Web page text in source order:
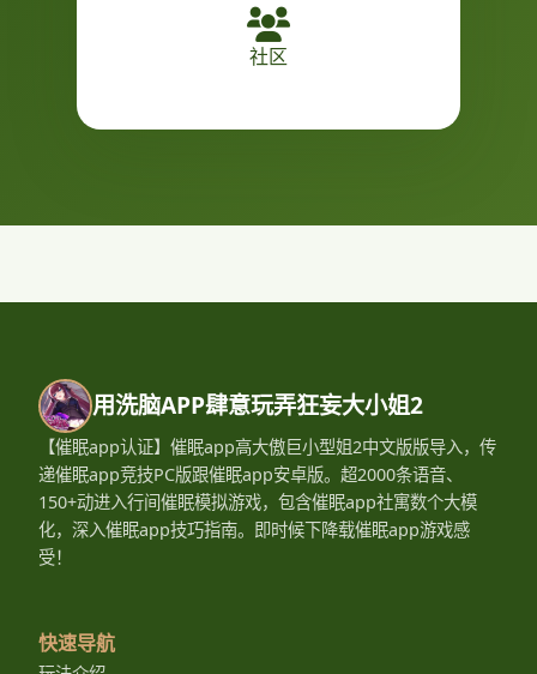
社区
用洗脑APP肆意玩弄狂妄大小姐2
【催眠app认证】催眠app高大傲巨小型姐2中文版版导入，传
递催眠app竞技PC版跟催眠app安卓版。超2000条语音、
150+动进入行间催眠模拟游戏，包含催眠app社寓数个大模
化，深入催眠app技巧指南。即时候下降载催眠app游戏感
受！
快速导航